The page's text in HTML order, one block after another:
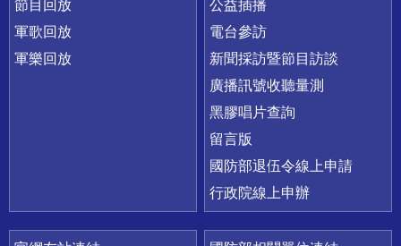
節目回放
軍歌回放
軍樂回放
公益插播
電台參訪
新聞採訪暨節目訪談
廣播訊號收聽量測
黑膠唱片查詢
留言版
國防部退伍令線上申請
行政院線上申辦